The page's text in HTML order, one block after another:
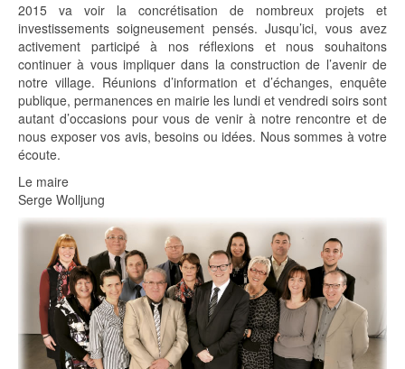
2015 va voir la concrétisation de nombreux projets et
investissements soigneusement pensés. Jusqu’ici, vous avez
activement participé à nos réflexions et nous souhaitons
continuer à vous impliquer dans la construction de l’avenir de
notre village. Réunions d’information et d’échanges, enquête
publique, permanences en mairie les lundi et vendredi soirs sont
autant d’occasions pour vous de venir à notre rencontre et de
nous exposer vos avis, besoins ou idées. Nous sommes à votre
écoute.
Le maire
Serge Wolljung